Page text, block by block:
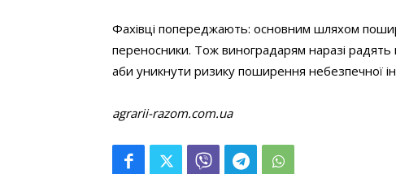
Фахівці попереджають: основним шляхом
переносники. Тож виноградарям наразі
аби уникнути ризику поширення небезпечної
agrarii-razom.com.ua